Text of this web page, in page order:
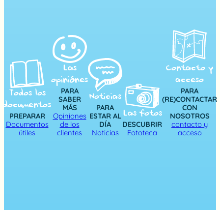
Todos los
documentos
PREPARAR
Documentos
útiles
Las
opiniónes
PARA
SABER
MÁS
Opiniones
de los
clientes
Noticias
PARA
ESTAR AL
DÍA
Noticias
Las fotos
DESCUBRIR
Fototeca
Contacto y
acceso
PARA
(RE)CONTACTAR
CON
NOSOTROS
contacto y
acceso